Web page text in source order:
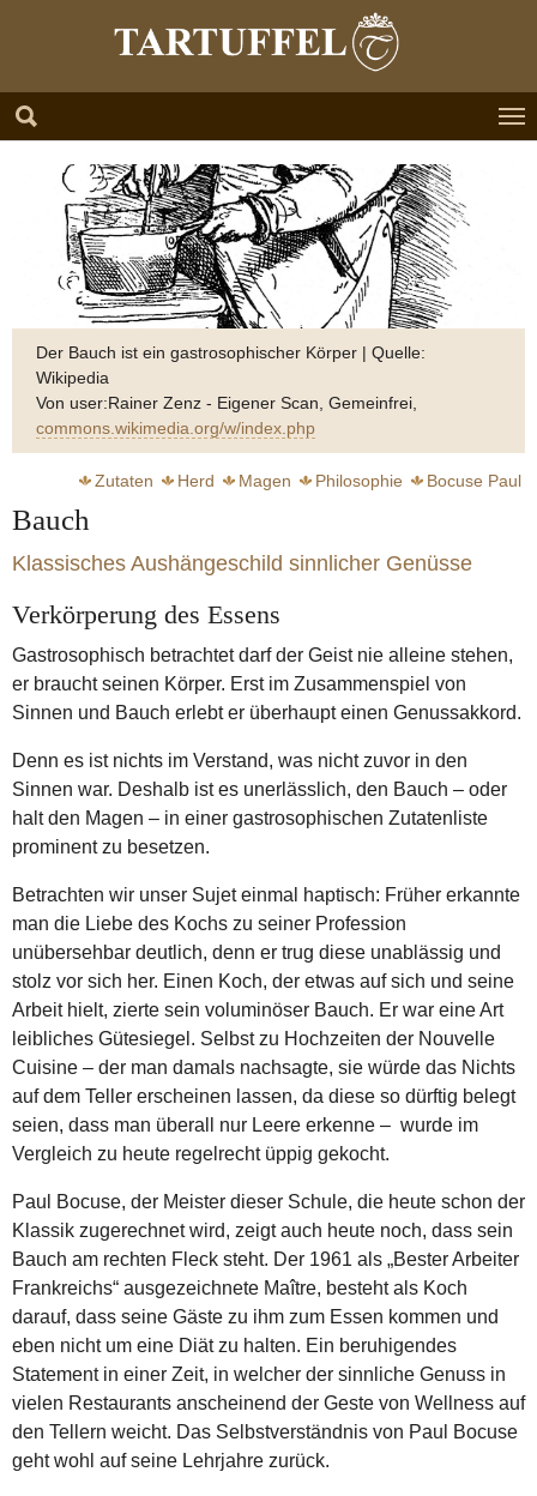
Der Bauch ist ein gastrosophischer Körper | Quelle:
Wikipedia
Von user:Rainer Zenz - Eigener Scan, Gemeinfrei,
commons.wikimedia.org/w/index.php
Zutaten Herd Magen Philosophie
Bocuse Paul
Elverfeld Sven
Klink Vincent
Linster Lea
Balzac Honoré de
Bauch
Klassisches Aushängeschild sinnlicher Genüsse
Verkörperung des Essens
Gastrosophisch betrachtet darf der Geist nie alleine stehen,
er braucht seinen Körper. Erst im Zusammenspiel von
Sinnen und Bauch erlebt er überhaupt einen Genussakkord.
Denn es ist nichts im Verstand, was nicht zuvor in den
Sinnen war. Deshalb ist es unerlässlich, den Bauch – oder
halt den Magen – in einer gastrosophischen Zutatenliste
prominent zu besetzen.
Betrachten wir unser Sujet einmal haptisch: Früher erkannte
man die Liebe des Kochs zu seiner Profession
unübersehbar deutlich, denn er trug diese unablässig und
stolz vor sich her. Einen Koch, der etwas auf sich und seine
Arbeit hielt, zierte sein voluminöser Bauch. Er war eine Art
leibliches Gütesiegel. Selbst zu Hochzeiten der Nouvelle
Cuisine – der man damals nachsagte, sie würde das Nichts
auf dem Teller erscheinen lassen, da diese so dürftig belegt
seien, dass man überall nur Leere erkenne – wurde im
Vergleich zu heute regelrecht üppig gekocht.
Paul Bocuse, der Meister dieser Schule, die heute schon der
Klassik zugerechnet wird, zeigt auch heute noch, dass sein
Bauch am rechten Fleck steht. Der 1961 als „Bester Arbeiter
Frankreichs“ ausgezeichnete Maître, besteht als Koch
darauf, dass seine Gäste zu ihm zum Essen kommen und
eben nicht um eine Diät zu halten. Ein beruhigendes
Statement in einer Zeit, in welcher der sinnliche Genuss in
vielen Restaurants anscheinend der Geste von Wellness auf
den Tellern weicht. Das Selbstverständnis von Paul Bocuse
geht wohl auf seine Lehrjahre zurück.